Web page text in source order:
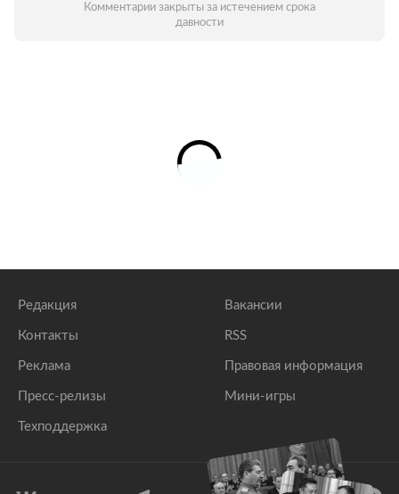
Комментарии закрыты за истечением срока
давности
Редакция
Контакты
Реклама
Пресс-релизы
Техподдержка
Вакансии
RSS
Правовая информация
Мини-игры